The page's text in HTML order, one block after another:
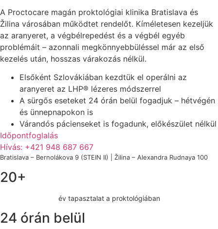
A Proctocare magán proktológiai klinika Bratislava és
Žilina városában működtet rendelőt. Kíméletesen kezeljük
az aranyeret, a végbélrepedést és a végbél egyéb
problémáit – azonnali megkönnyebbüléssel már az első
kezelés után, hosszas várakozás nélkül.
Elsőként Szlovákiában kezdtük el operálni az
aranyeret az LHP® lézeres módszerrel
A sürgős eseteket 24 órán belül fogadjuk – hétvégén
és ünnepnapokon is
Várandós pácienseket is fogadunk, előkészület nélkül
Időpontfoglalás
Hívás: +421 948 687 667
Bratislava – Bernolákova 9 (STEIN II) | Žilina – Alexandra Rudnaya 100
20+
év tapasztalat a proktológiában
24 órán belül